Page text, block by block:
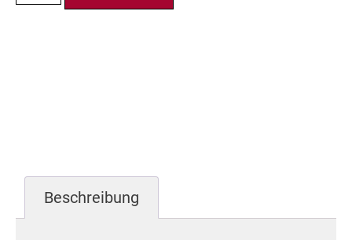
Beschreibung